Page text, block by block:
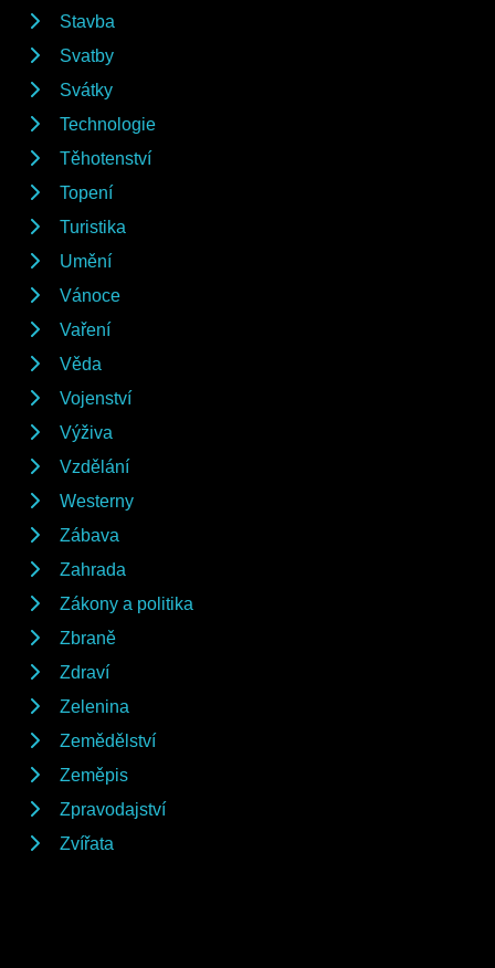
Stavba
Svatby
Svátky
Technologie
Těhotenství
Topení
Turistika
Umění
Vánoce
Vaření
Věda
Vojenství
Výživa
Vzdělání
Westerny
Zábava
Zahrada
Zákony a politika
Zbraně
Zdraví
Zelenina
Zemědělství
Zeměpis
Zpravodajství
Zvířata